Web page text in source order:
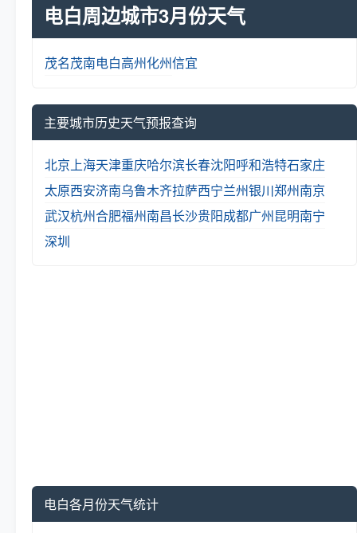
电白周边城市3月份天气
茂名茂南电白高州化州信宜
主要城市历史天气预报查询
北京 上海天津重庆哈尔滨长春沈阳呼和浩特石家庄
太原西安济南乌鲁木齐拉萨西宁兰州银川郑州南京
武汉杭州合肥福州南昌长沙贵阳成都广州昆明南宁
深圳
电白各月份天气统计